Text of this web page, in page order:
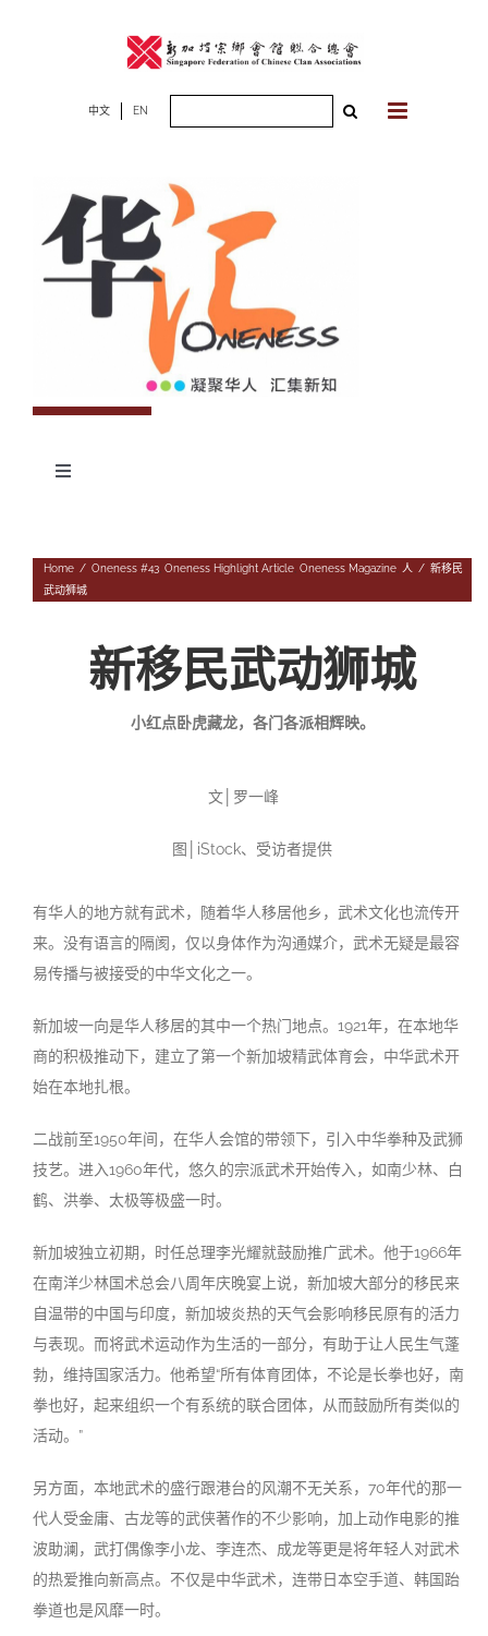
中文 EN
Toggle
人
往期杂志
往期杂志
第52期
Home / Oneness #43, Oneness Highlight Article, Oneness Magazine, 人 / 新移民
武动狮城
新移民武动狮城
小红点卧虎藏龙，各门各派相辉映。
文 罗一峰
图 │iStock、受访者提供
有华人的地方就有武术，随着华人移居他乡，武术文化也流传开
来。没有语言的隔阂，仅以身体作为沟通媒介，武术无疑是最容
易传播与被接受的中华文化之一。
新加坡一向是华人移居的其中一个热门地点。1921年，在本地华
商的积极推动下，建立了第一个新加坡精武体育会，中华武术开
始在本地扎根。
二战前至1950年间，在华人会馆的带领下，引入中华拳种及武狮
技艺。进入1960年代，悠久的宗派武术开始传入，如南少林、白
鹤、洪拳、太极等极盛一时。
新加坡独立初期，时任总理李光耀就鼓励推广武术。他于1966年
在南洋少林国术总会八周年庆晚宴上说，新加坡大部分的移民来
自温带的中国与印度，新加坡炎热的天气会影响移民原有的活力
与表现。而将武术运动作为生活的一部分，有助于让人民生气蓬
勃，维持国家活力。他希望“所有体育团体，不论是长拳也好，南
拳也好，起来组织一个有系统的联合团体，从而鼓励所有类似的
活动。”
另方面，本地武术的盛行跟港台的风潮不无关系，70年代的那一
代人受金庸、古龙等的武侠著作的不少影响，加上动作电影的推
波助澜，武打偶像李小龙、李连杰、成龙等更是将年轻人对武术
的热爱推向新高点。不仅是中华武术，连带日本空手道、韩国跆
拳道也是风靡一时。